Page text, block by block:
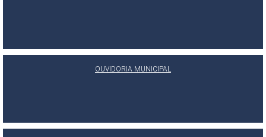
OUVIDORIA MUNICIPAL